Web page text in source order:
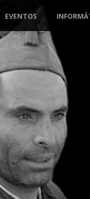
EVENTOS